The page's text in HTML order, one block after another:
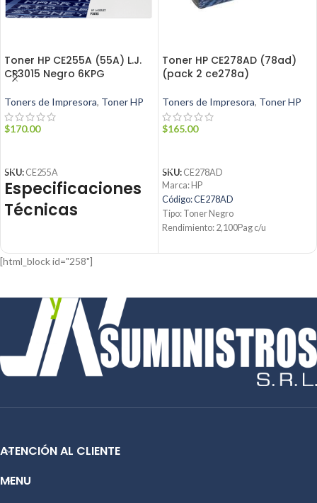
Toner HP CE255A (55A) L.J.
CP3015 Negro 6KPG
Toners de Impresora, Toner HP
$170.00
SKU: CE255A
Especificaciones
Técnicas
Marca HP
Modelo
CE255A
(55A)
HP LaserJet
Toner HP CE278AD (78ad)
(pack 2 ce278a)
Toners de Impresora, Toner HP
$165.00
SKU: CE278AD
Marca: HP
Código: CE278AD
Tipo: Toner Negro
Rendimiento: 2,100Pag c/u
Producto: Original
📱 WhatsApp:51991864930
[html_block id="258"]
ATENCIÓN AL CLIENTE
MENU